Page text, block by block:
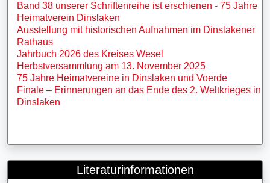
Band 38 unserer Schriftenreihe ist erschienen - 75 Jahre
Heimatverein Dinslaken
Ausstellung mit historischen Aufnahmen im Dinslakener
Rathaus
Jahrbuch 2026 des Kreises Wesel
Herbstversammlung am 13. November 2025
75 Jahre Heimatvereine in Dinslaken und Voerde
Finale – Erinnerungen an das Ende des 2. Weltkrieges in
Dinslaken
Literaturinformationen